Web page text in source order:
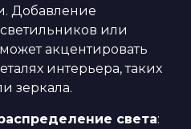
Добавление
или
акцентировать
интерьера, таких
зеркала.
света: